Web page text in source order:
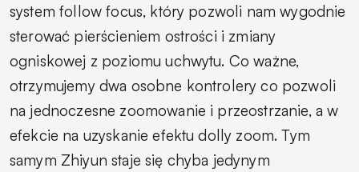
system follow focus, który pozwoli nam wygodnie
sterować pierścieniem ostrości i zmiany
ogniskowej z poziomu uchwytu. Co ważne,
otrzymujemy dwa osobne kontrolery co pozwoli
na jednoczesne zoomowanie i przeostrzanie, a w
efekcie na uzyskanie efektu dolly zoom. Tym
samym Zhiyun staje się chyba jedynym